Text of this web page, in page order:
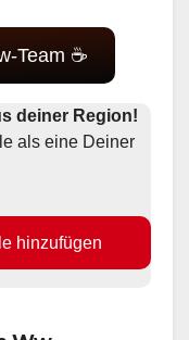
Team ☕
deiner Region!
als eine Deiner
hinzufügen